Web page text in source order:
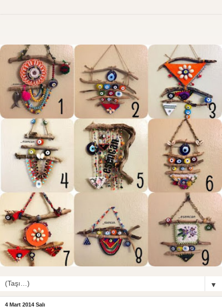
▼
4 Mart 2014 Salı